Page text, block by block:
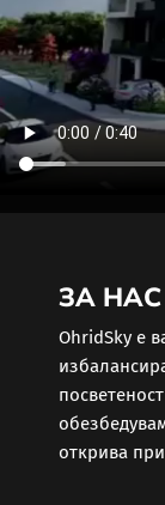
ЗА НАС
ОhridSky е
открива